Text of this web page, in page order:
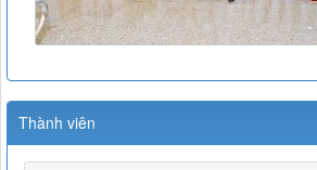
Thành viên